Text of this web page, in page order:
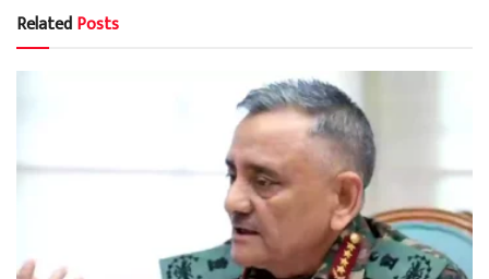
RelatedPosts